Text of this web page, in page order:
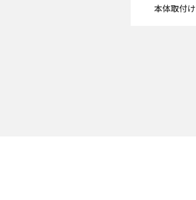
本体取付け